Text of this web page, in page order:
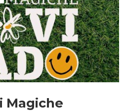
Magiche